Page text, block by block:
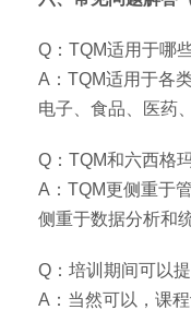
Q：TQM适用于哪
A：TQM适用于各
电子、食品、医药
Q：TQM和六西格
A：TQM更侧重于
侧重于数据分析和
Q：培训期间可以
A：当然可以，课